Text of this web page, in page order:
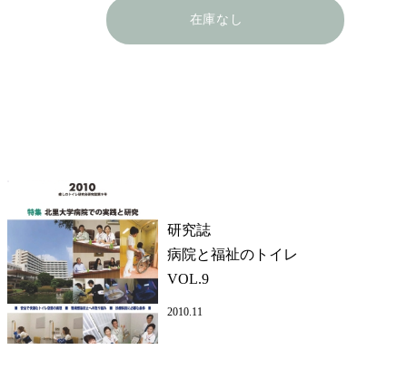
在庫なし
研究誌
病院と福祉のトイレ
VOL.9
2010.11